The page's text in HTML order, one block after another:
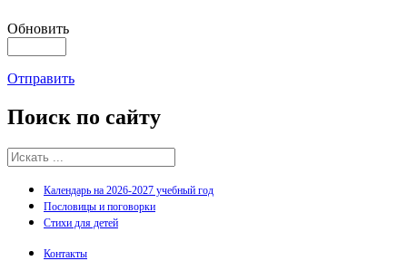
Обновить
Отправить
Поиск по сайту
Календарь на 2026-2027 учебный год
Пословицы и поговорки
Стихи для детей
Контакты